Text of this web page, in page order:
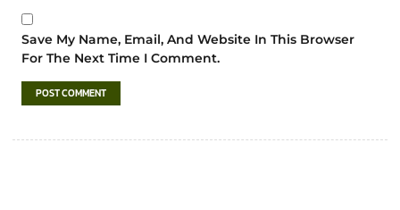
Save My Name, Email, And Website In This Browser
For The Next Time I Comment.